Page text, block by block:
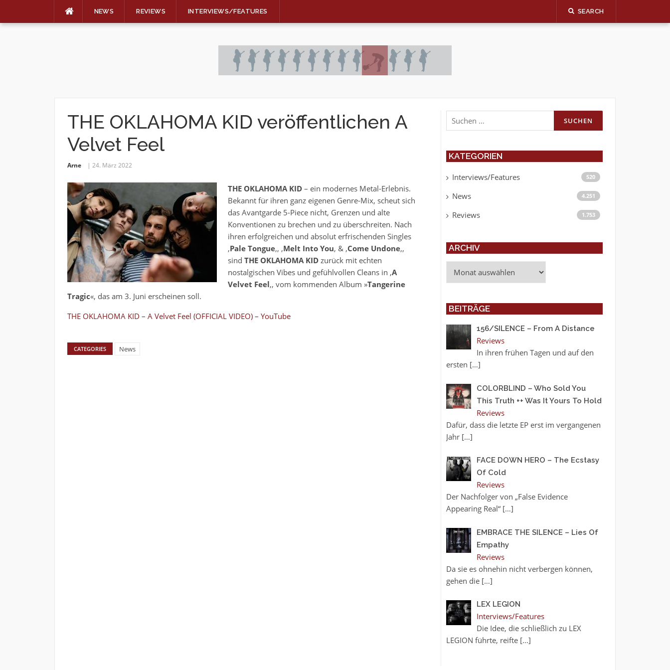
NEWS REVIEWS INTERVIEWS/FEATURES SEARCH
THE OKLAHOMA KID veröffentlichen A
Velvet Feel
Arne 24. März 2022
THE OKLAHOMA KID – ein modernes Metal-Erlebnis.
Bekannt für ihren ganz eigenen Genre-Mix, scheut sich
das Avantgarde 5-Piece nicht, Grenzen und alte
Konventionen zu brechen und zu überschreiten. Nach
ihren erfolgreichen und absolut erfrischenden Singles
‚Pale Tongue‚, ‚Melt Into You‚ & ‚Come Undone‚,
sind THE OKLAHOMA KID zurück mit echten
nostalgischen Vibes und gefühlvollen Cleans in ‚A
Velvet Feel‚, vom kommenden Album »Tangerine
Tragic«, das am 3. Juni erscheinen soll.
THE OKLAHOMA KID – A Velvet Feel (OFFICIAL VIDEO) – YouTube
CATEGORIES News
Suchen
nach:
KATEGORIEN
Interviews/Features 520
News 4.251
Reviews 1.753
ARCHIV
BEITRÄGE
156/SILENCE – From A Distance
Reviews
In ihren frühen Tagen und auf den
ersten […]
COLORBLIND – Who Sold You
This Truth ++ Was It Yours To Hold
Reviews
Dafür, dass die letzte EP erst im vergangenen
Jahr […]
FACE DOWN HERO – The Ecstasy
Of Cold
Reviews
Der Nachfolger von „False Evidence
Appearing Real“ […]
EMBRACE THE SILENCE – Lies Of
Empathy
Reviews
Da sie es ohnehin nicht verbergen können,
gehen die […]
LEX LEGION
Interviews/Features
Die Idee, die schließlich zu LEX
LEGION führte, reifte […]